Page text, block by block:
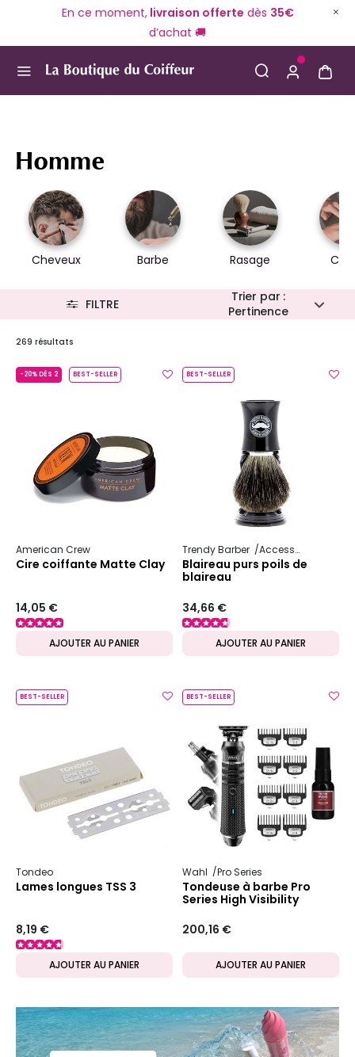
En ce moment,livraison offerte dès 35€
d’achat 🚚
Homme
Cheveux Barbe Rasage
Trier par :
Pertinence
FILTRE
269 résultats
-20% DÈS 2 BEST-SELLER
American Crew
Cire coiffante Matte Clay
14,05 €
AJOUTER AU PANIER
BEST-SELLER
Trendy Barber Accessoire pour homme
Blaireau purs poils de
blaireau
34,66 €
AJOUTER AU PANIER
BEST-SELLER
Tondeo
Lames longues TSS 3
8,19 €
AJOUTER AU PANIER
BEST-SELLER
Wahl Pro Series
Tondeuse à barbe Pro
Series High Visibility
200,16 €
AJOUTER AU PANIER